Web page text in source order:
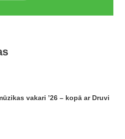
vakari ’26 – kopā ar Druvi